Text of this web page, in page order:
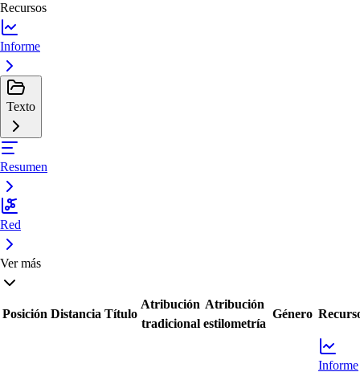
Recursos
Informe
Texto
Resumen
Red
Ver más
Posición Distancia Título
Atribución
tradicional
Atribución
estilometría
Género
Informe